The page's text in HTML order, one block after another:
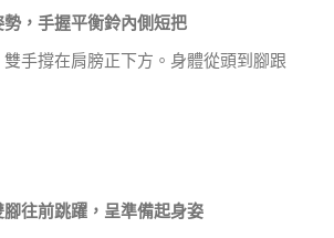
，手握平衡鈴內側短把
手撐在肩膀正下方。身體從頭到腳跟
往前跳躍，呈準備起身姿